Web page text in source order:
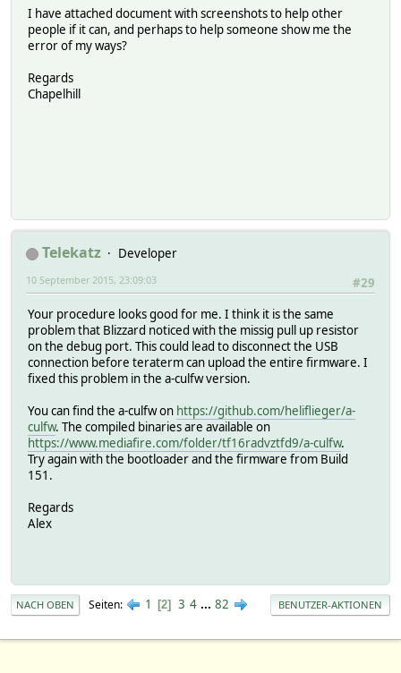
I have attached document with screenshots to help other
people if it can, and perhaps to help someone show me the
error of my ways?
Regards
Chapelhill
Telekatz
Developer
#29
10 September 2015, 23:09:03
Your procedure looks good for me. I think it is the same
problem that Blizzard noticed with the missig pull up resistor
on the debug port. This could lead to disconnect the USB
connection before teraterm can upload the entire firmware. I
fixed this problem in the a-culfw version.
You can find the a-culfw on https://github.com/heliflieger/a-
culfw. The compiled binaries are available on
https://www.mediafire.com/folder/tf16radvztfd9/a-culfw.
Try again with the bootloader and the firmware from Build
151.
Regards
Alex
NACH OBEN Seiten 1 2 3 4 ... 82 BENUTZER-AKTIONEN